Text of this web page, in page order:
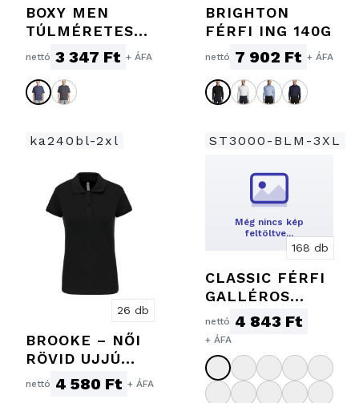
BOXY MEN
TÚLMÉRETES
PÓLÓ
nettó 3 347 Ft + ÁFA
BRIGHTON
FÉRFI ING 140G
nettó 7 902 Ft + ÁFA
ka240bl-2xl
26 db
BROOKE – NŐI
RÖVID UJJÚ
GALLÉROS
PÓLÓ
nettó 4 580 Ft + ÁFA
ST3000-BLM-3XL
Még nincs kép
feltöltve…
168 db
CLASSIC FÉRFI
GALLÉROS
PÓLÓ
nettó 4 843 Ft
+ ÁFA